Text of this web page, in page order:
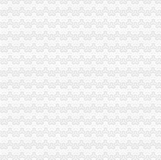
www.cqjzzz.com重庆建筑资质代办观音桥施
重庆建筑资质代办观音桥施工资质代办渝北
渝北罗森营业执照_百度知道
代理重庆渝北区软件公司营业执照的变更或注
【企业服务找赢缘财务,代理记账、工商注册
代办营业执照上海什么牌子好,代办营业执照
【重庆代办/变更营业执照、代理记账、一般
江北渝北公司变更、公司（个体）执照办理,
十年经验,0元代办公司,可提供地址,5天拿营业
【渝北卫生许可证代办、渝北代办消防公司
出售渝北区网吧营业执照一个价格便宜-重庆
重庆渝北财富中心周边执照新办变更如何补
重庆公司注册代办公司注销代理记账营业执照